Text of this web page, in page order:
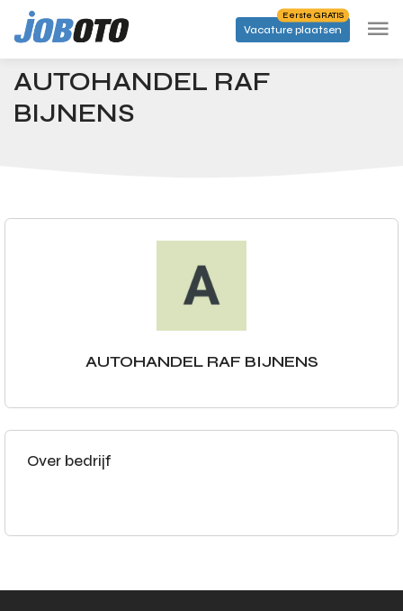
Skip to main content
Vacature plaatsen
Eerste GRATIS
Startpagina Bedrijven AUTOHANDEL RAF BIJNENS
AUTOHANDEL RAF
BIJNENS
AUTOHANDEL RAF BIJNENS
Over bedrijf